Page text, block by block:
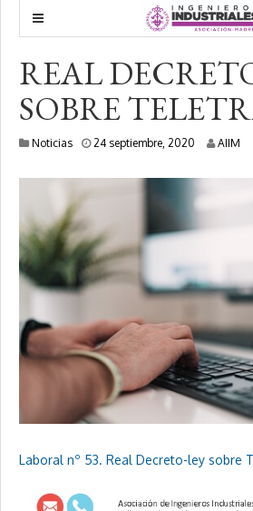
REAL
SOBRE
Noticias 24 septiembre, 2020
i
b
r
,
2
0
2
0
AIIM
Laboral nº 53. Real Decreto-ley sobre